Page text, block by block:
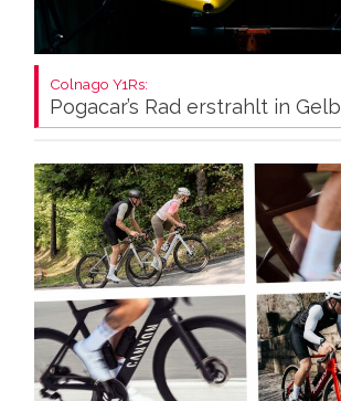
Colnago Y1Rs:
Pogacar’s Rad erstrahlt in Gelb